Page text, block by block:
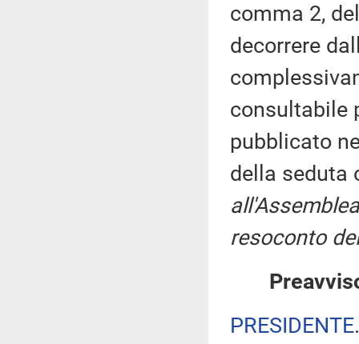
comma 2,
decorrere
consultabile
pubblicato
della seduta
resoconto
PRESIDENTE